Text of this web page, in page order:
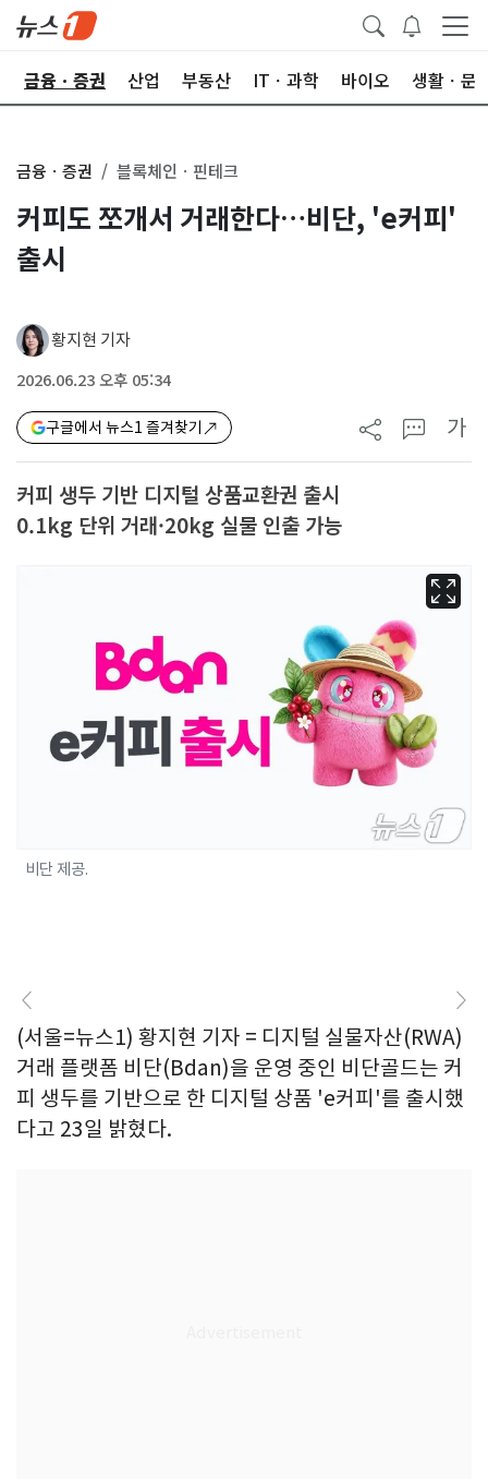
금융ㆍ증권 산업 부동산 ITㆍ과학 바이오 생활ㆍ문
금융ㆍ증권 블록체인ㆍ핀테크
커피도 쪼개서 거래한다…비단, 'e커피'
출시
황지현 기자
2026.06.23 오후 05:34
구글에서 뉴스1 즐겨찾기 가
커피 생두 기반 디지털 상품교환권 출시
0.1kg 단위 거래·20kg 실물 인출 가능
비단 제공.
(서울=뉴스1) 황지현 기자 = 디지털 실물자산(RWA)
거래 플랫폼 비단(Bdan)을 운영 중인 비단골드는 커
피 생두를 기반으로 한 디지털 상품 'e커피'를 출시했
다고 23일 밝혔다.